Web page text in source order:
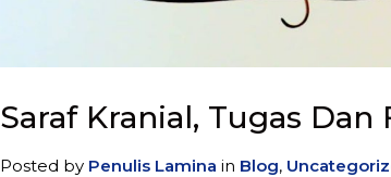
Saraf Kranial, Tugas
Posted by Penulis Lamina in Blog,